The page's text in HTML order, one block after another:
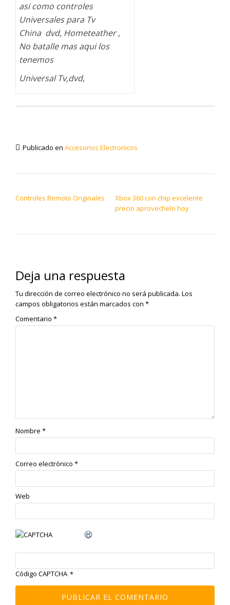
asi como controles
Universales para Tv
China dvd, Hometeather ,
No batalle mas aqui los
tenemos
Universal Tv,dvd,
Publicado en Accesorios Electronicos
Controles Remoto Originales
Xbox 360 con chip excelente
precio aprovechelo hoy
Deja una respuesta
Tu dirección de correo electrónico no será publicada. Los
campos obligatorios están marcados con *
Comentario *
Nombre *
Correo electrónico *
Web
Código CAPTCHA *